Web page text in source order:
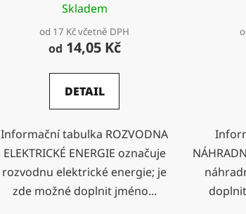
Skladem
od 17 Kč včetně DPH
od 14,05 Kč
DETAIL
Informační tabulka ROZVODNA
ELEKTRICKÉ ENERGIE označuje
rozvodnu elektrické energie; je
zde možné doplnit jméno...